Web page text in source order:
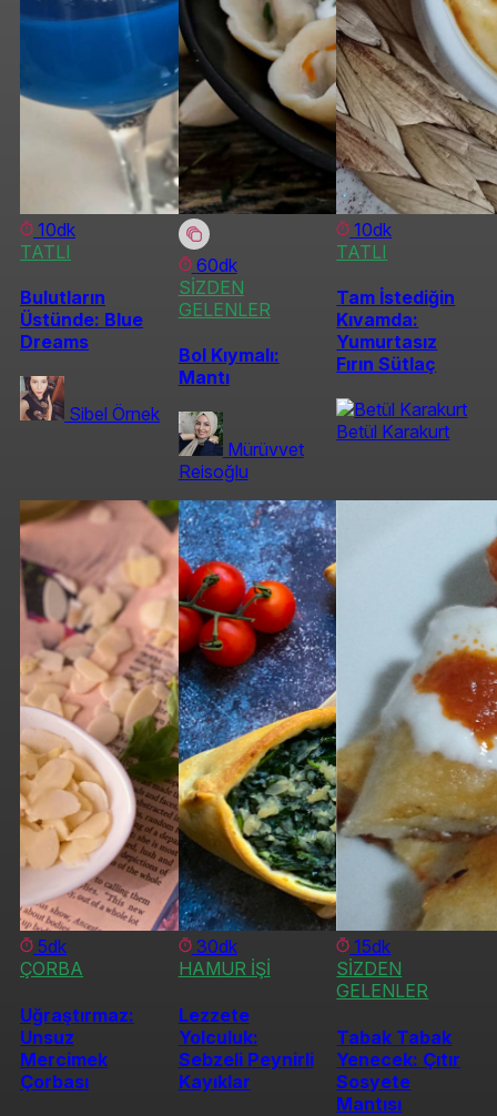
10dk
TATLI
Bulutların
Üstünde: Blue
Dreams
Sibel Örnek
60dk
SİZDEN
GELENLER
Bol Kıymalı:
Mantı
Mürüvvet
Reisoğlu
10dk
TATLI
Tam İstediğin
Kıvamda:
Yumurtasız
Fırın Sütlaç
Betül Karakurt
5dk
ÇORBA
Uğraştırmaz:
Unsuz
Mercimek
Çorbası
30dk
HAMUR İŞİ
Lezzete
Yolculuk:
Sebzeli Peynirli
Kayıklar
15dk
SİZDEN
GELENLER
Tabak Tabak
Yenecek: Çıtır
Sosyete
Mantısı